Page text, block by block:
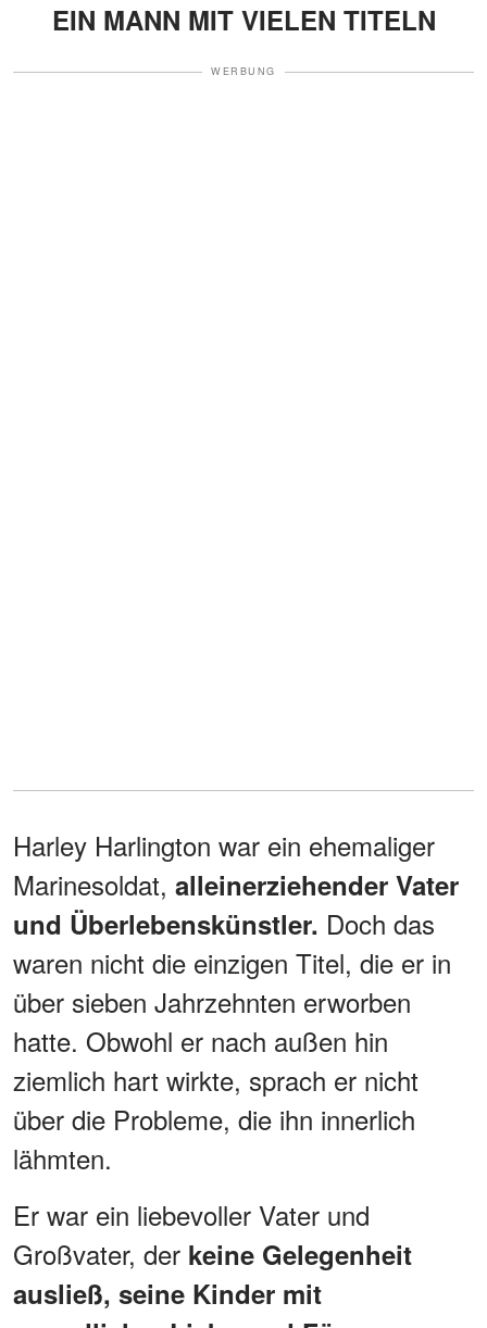
EIN MANN MIT VIELEN TITELN
WERBUNG
Harley Harlington war ein ehemaliger
Marinesoldat, alleinerziehender Vater
und Überlebenskünstler. Doch das
waren nicht die einzigen Titel, die er in
über sieben Jahrzehnten erworben
hatte. Obwohl er nach außen hin
ziemlich hart wirkte, sprach er nicht
über die Probleme, die ihn innerlich
lähmten.
Er war ein liebevoller Vater und
Großvater, der keine Gelegenheit
ausließ, seine Kinder mit